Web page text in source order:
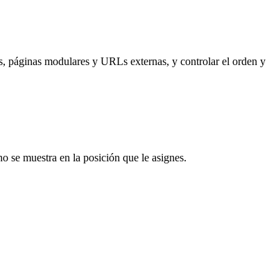
páginas modulares y URLs externas, y controlar el orden y
se muestra en la posición que le asignes.